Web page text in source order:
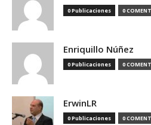
0 Publicaciones 0
Enriquillo Núñez
0 Publicaciones 0
ErwinLR
0 Publicaciones 0